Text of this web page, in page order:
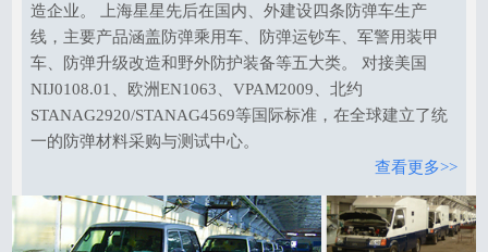
造企业。 上海星星先后在国内、外建设四条防弹车生产
线，主要产品涵盖防弹乘用车、防弹运钞车、军警用装甲
车、防弹升级改造和野外防护装备等五大类。 对接美国
NIJ0108.01、欧洲EN1063、VPAM2009、北约
STANAG2920/STANAG4569等国际标准，在全球建立了统
一的防弹材料采购与测试中心。
查看更多>>